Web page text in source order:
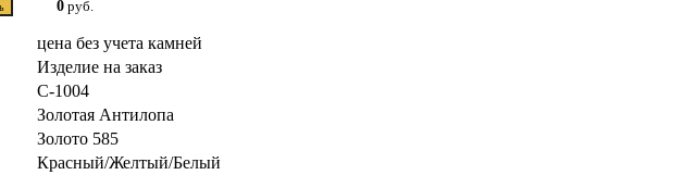
0 руб.
цена без учета камней
Изделие на заказ
С-1004
Золотая Антилопа
Золото 585
Красный/Желтый/Белый